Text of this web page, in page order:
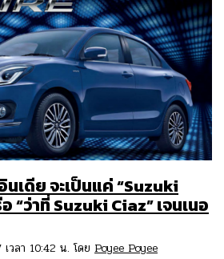
เดีย จะเป็นแค่ “Suzuki
“ว่าที่ Suzuki Ciaz” เจนเนอ
วลา 10:42 น. โดย Poyee Poyee